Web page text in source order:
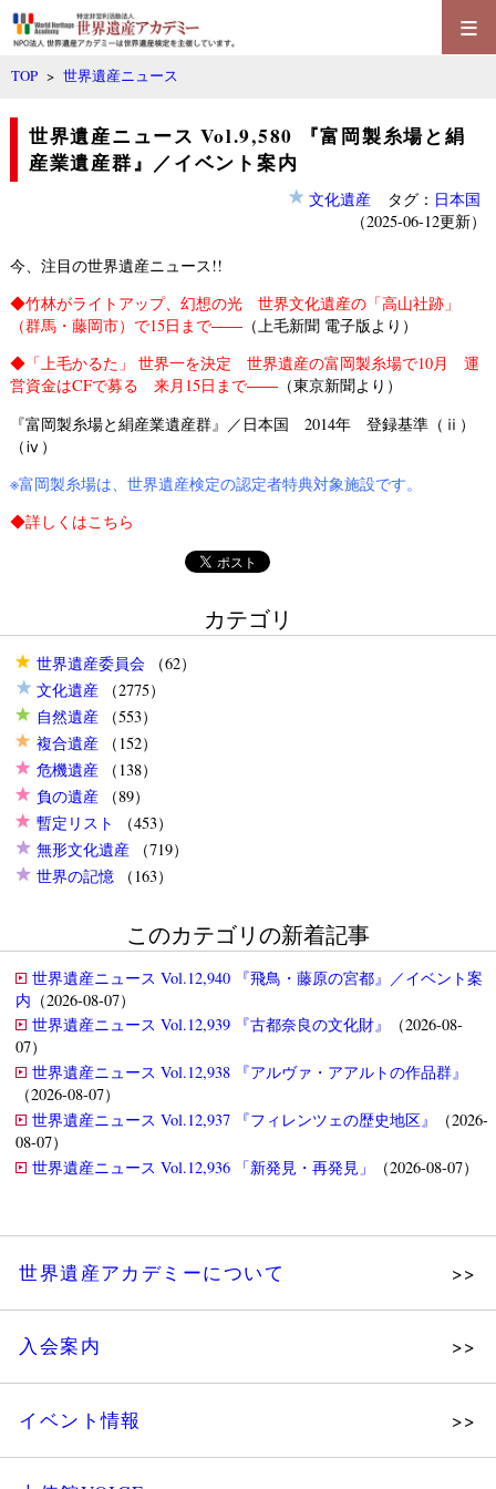
≡
TOP >世界遺産ニュース
世界遺産ニュース Vol.9,580 『富岡製糸場と絹
産業遺産群』／イベント案内
文化遺産タグ： 日本国
（2025-06-12更新）
今、注目の世界遺産ニュース!!
◆竹林がライトアップ、幻想の光 世界文化遺産の「高山社跡」
（群馬・藤岡市）で15日まで――（上毛新聞 電子版より）
◆「上毛かるた」 世界一を決定 世界遺産の富岡製糸場で10月 運
営資金はCFで募る 来月15日まで――（東京新聞より）
『富岡製糸場と絹産業遺産群』／日本国 2014年 登録基準（ⅱ）
（ⅳ）
※富岡製糸場は、 世界遺産検定の認定者特典対象施設です。
◆詳しくはこちら
カテゴリ
世界遺産委員会（62）
文化遺産（2775）
自然遺産（553）
複合遺産（152）
危機遺産（138）
負の遺産（89）
暫定リスト
（453）
無形文化遺産（719）
世界の記憶（163）
このカテゴリの新着記事
世界遺産ニュース Vol.12,940 『飛鳥・藤原の宮都』／イベント案
内 （2026-08-07）
世界遺産ニュース Vol.12,939 『古都奈良の文化財』
（2026-08-
07）
世界遺産ニュース Vol.12,938 『アルヴァ・アアルトの作品群』
（2026-08-07）
世界遺産ニュース Vol.12,937 『フィレンツェの歴史地区』
（2026-
08-07）
世界遺産ニュース Vol.12,936 「新発見・再発見」
（2026-08-07）
世界遺産アカデミーについて
組織図・役員
入会案内
イベント情報